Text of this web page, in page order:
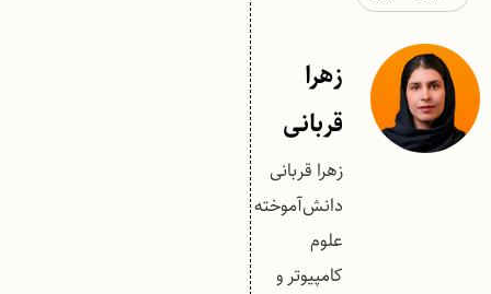
زهرا
قربانی
زهرا قربانی
دانش‌آموخته
علوم
کامپیوتر و